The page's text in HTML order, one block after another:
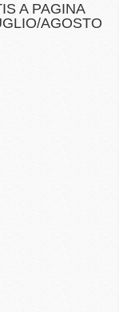
A PAGINA
AGOSTO